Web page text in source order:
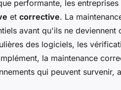
performante, les
et corrective. La
avant qu'ils ne deviennent
des logiciels, les
la maintenance
qui peuvent survenir,